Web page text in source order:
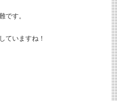
です。
ていますね！